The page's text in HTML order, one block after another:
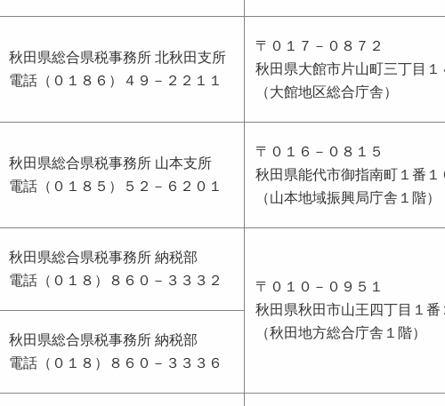
秋田県総合県税事務所 北秋田支所
電話（０１８６）４９－２２１１
〒０１７－０８７２
秋田県大館市片山町三丁目１
（大館地区総合庁舎）
秋田県総合県税事務所 山本支所
電話（０１８５）５２－６２０１
〒０１６－０８１５
秋田県能代市御指南町１番１
（山本地域振興局庁舎１階）
秋田県総合県税事務所 納税部
電話（０１８）８６０－３３３２
〒０１０－０９５１
秋田県秋田市山王四丁目１番
（秋田地方総合庁舎１階）
秋田県総合県税事務所 納税部
電話（０１８）８６０－３３３６